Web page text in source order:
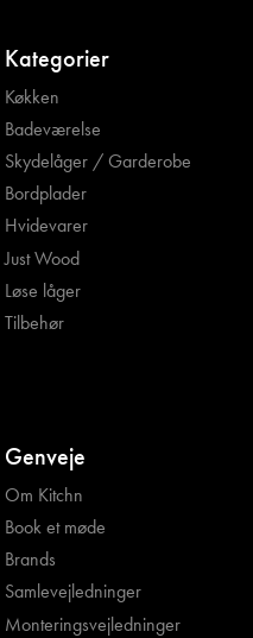
Kategorier
Køkken
Badeværelse
Skydelåger / Garderobe
Bordplader
Hvidevarer
Just Wood
Løse låger
Tilbehør
Genveje
Om Kitchn
Book et møde
Brands
Samlevejledninger
Monteringsvejledninger